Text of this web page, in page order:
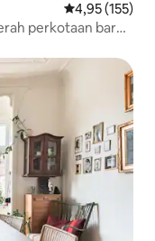
Nilai rata-rata
4,95 (155)
perkotaan baru